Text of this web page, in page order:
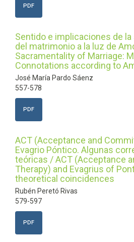
PDF
Sentido e implicaciones de
del matrimonio a la luz de
Sacramentality of Marriage:
Connotations according to
José María Pardo Sáenz
557-578
PDF
ACT (Acceptance and
Evagrio Póntico. Algunas
teóricas / ACT (Acceptance
Therapy) and Evagrius of
theoretical coincidences
Rubén Peretó Rivas
579-597
PDF